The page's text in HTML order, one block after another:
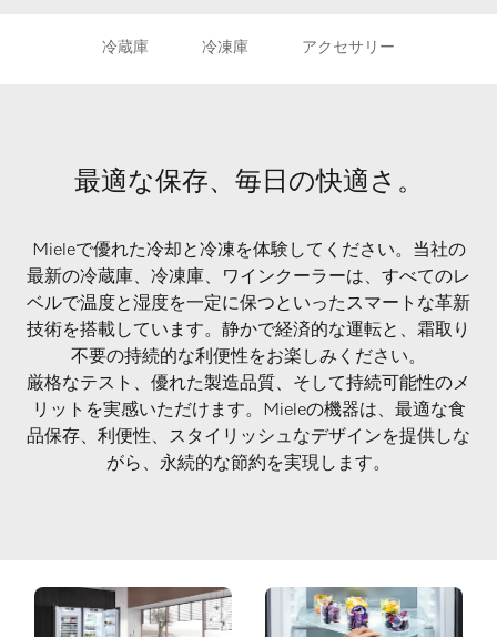
冷蔵庫 冷凍庫 アクセサリー
最適な保存、毎日の快適さ。
Mieleで優れた冷却と冷凍を体験してください。当社の
最新の冷蔵庫、冷凍庫、ワインクーラーは、すべてのレ
ベルで温度と湿度を一定に保つといったスマートな革新
技術を搭載しています。静かで経済的な運転と、霜取り
不要の持続的な利便性をお楽しみください。
厳格なテスト、優れた製造品質、そして持続可能性のメ
リットを実感いただけます。Mieleの機器は、最適な食
品保存、利便性、スタイリッシュなデザインを提供しな
がら、永続的な節約を実現します。